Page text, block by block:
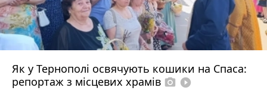
Як у Тернополі освячують кошики на Спаса:
репортаж з місцевих храмів photo_camera play_circle_filled